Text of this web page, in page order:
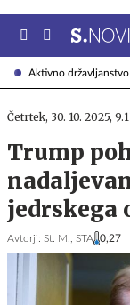
Aktivno državljanstvo
Četrtek, 30. 10. 2025,
Trump
jedrskega
Avtorji: St. M., STA 0,27